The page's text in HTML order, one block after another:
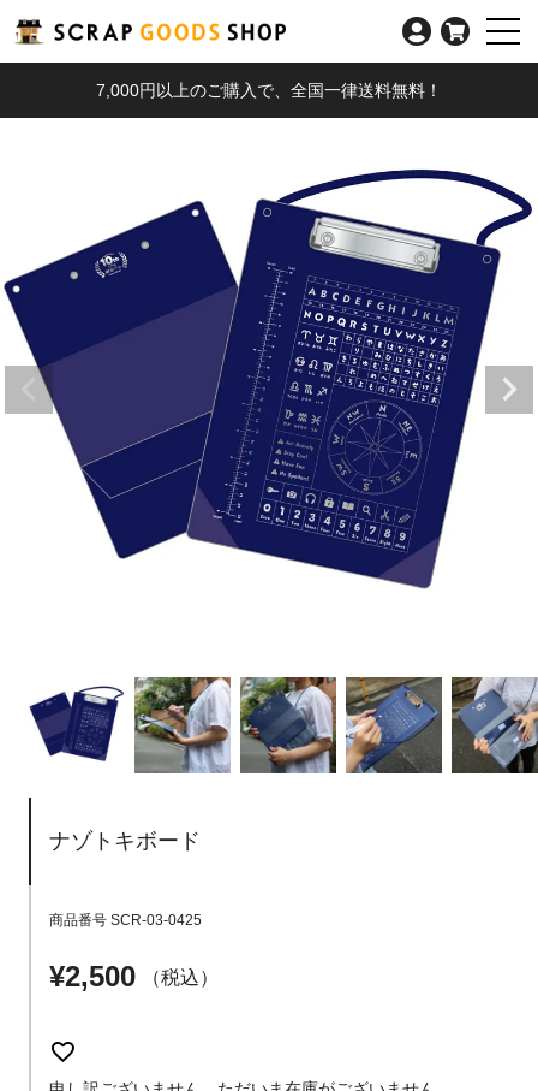
7,000円以上のご購入で、全国一律送料無料！
ナゾトキボード
商品番号 SCR-03-0425
¥2,500 税込